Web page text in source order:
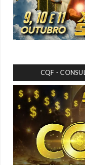
CQF -